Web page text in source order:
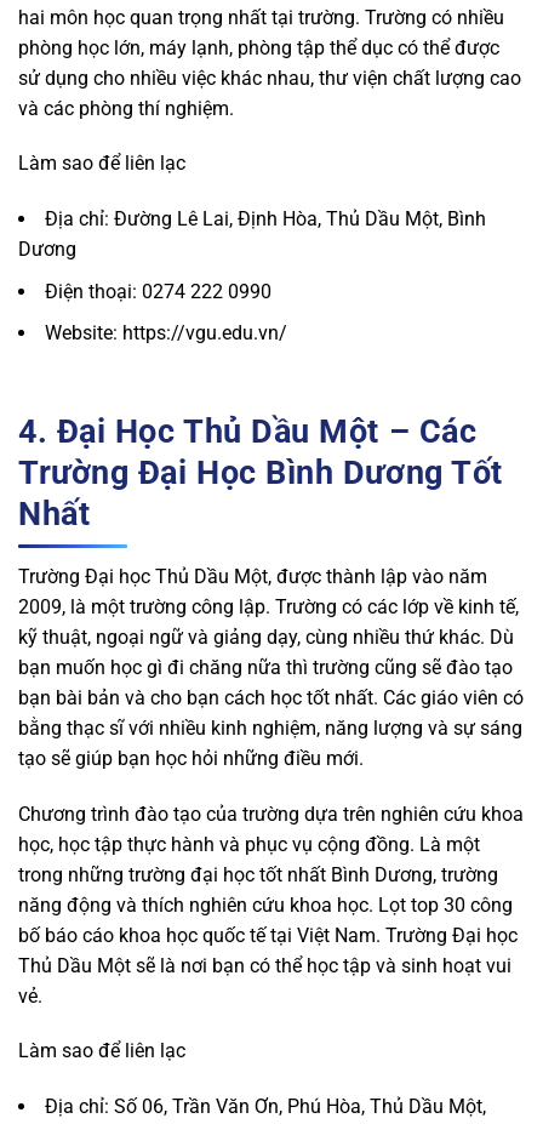
hai môn học quan trọng nhất tại trường. Trường có nhiều
phòng học lớn, máy lạnh, phòng tập thể dục có thể được
sử dụng cho nhiều việc khác nhau, thư viện chất lượng cao
và các phòng thí nghiệm.
Làm sao để liên lạc
Địa chỉ: Đường Lê Lai, Định Hòa, Thủ Dầu Một, Bình
Dương
Điện thoại: 0274 222 0990
Website: https://vgu.edu.vn/
4. Đại Học Thủ Dầu Một – Các
Trường Đại Học Bình Dương Tốt
Nhất
Trường Đại học Thủ Dầu Một, được thành lập vào năm
2009, là một trường công lập. Trường có các lớp về kinh tế,
kỹ thuật, ngoại ngữ và giảng dạy, cùng nhiều thứ khác. Dù
bạn muốn học gì đi chăng nữa thì trường cũng sẽ đào tạo
bạn bài bản và cho bạn cách học tốt nhất. Các giáo viên có
bằng thạc sĩ với nhiều kinh nghiệm, năng lượng và sự sáng
tạo sẽ giúp bạn học hỏi những điều mới.
Chương trình đào tạo của trường dựa trên nghiên cứu khoa
học, học tập thực hành và phục vụ cộng đồng. Là một
trong những trường đại học tốt nhất Bình Dương, trường
năng động và thích nghiên cứu khoa học. Lọt top 30 công
bố báo cáo khoa học quốc tế tại Việt Nam. Trường Đại học
Thủ Dầu Một sẽ là nơi bạn có thể học tập và sinh hoạt vui
vẻ.
Làm sao để liên lạc
Địa chỉ: Số 06, Trần Văn Ơn, Phú Hòa, Thủ Dầu Một,